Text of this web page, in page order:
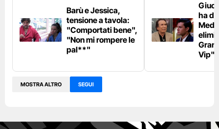
Barù e Jessica,
tensione a tavola:
"Comportati bene",
"Non mi rompere le
pal**"
ha
Vip"
MOSTRA ALTRO SEGUI